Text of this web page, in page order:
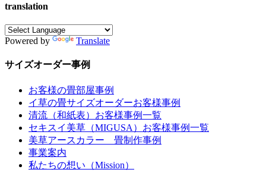
translation
Powered by Translate
サイズオーダー事例
お客様の畳部屋事例
イ草の畳サイズオーダーお客様事例
清流（和紙表）お客様事例一覧
セキスイ美草（MIGUSA）お客様事例一覧
美草アースカラー 畳制作事例
事業案内
私たちの想い（Mission）